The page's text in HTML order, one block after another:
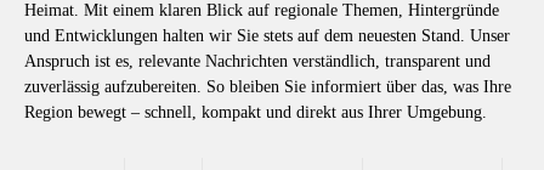
Heimat. Mit einem klaren Blick auf regionale Themen, Hintergründe
und Entwicklungen halten wir Sie stets auf dem neuesten Stand. Unser
Anspruch ist es, relevante Nachrichten verständlich, transparent und
zuverlässig aufzubereiten. So bleiben Sie informiert über das, was Ihre
Region bewegt – schnell, kompakt und direkt aus Ihrer Umgebung.